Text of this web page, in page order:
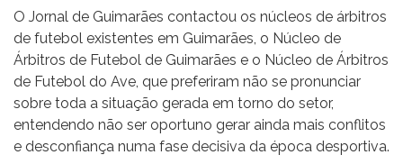
O Jornal de Guimarães contactou os núcleos de árbitros
de futebol existentes em Guimarães, o Núcleo de
Árbitros de Futebol de Guimarães e o Núcleo de Árbitros
de Futebol do Ave, que preferiram não se pronunciar
sobre toda a situação gerada em torno do setor,
entendendo não ser oportuno gerar ainda mais conflitos
e desconfiança numa fase decisiva da época desportiva.